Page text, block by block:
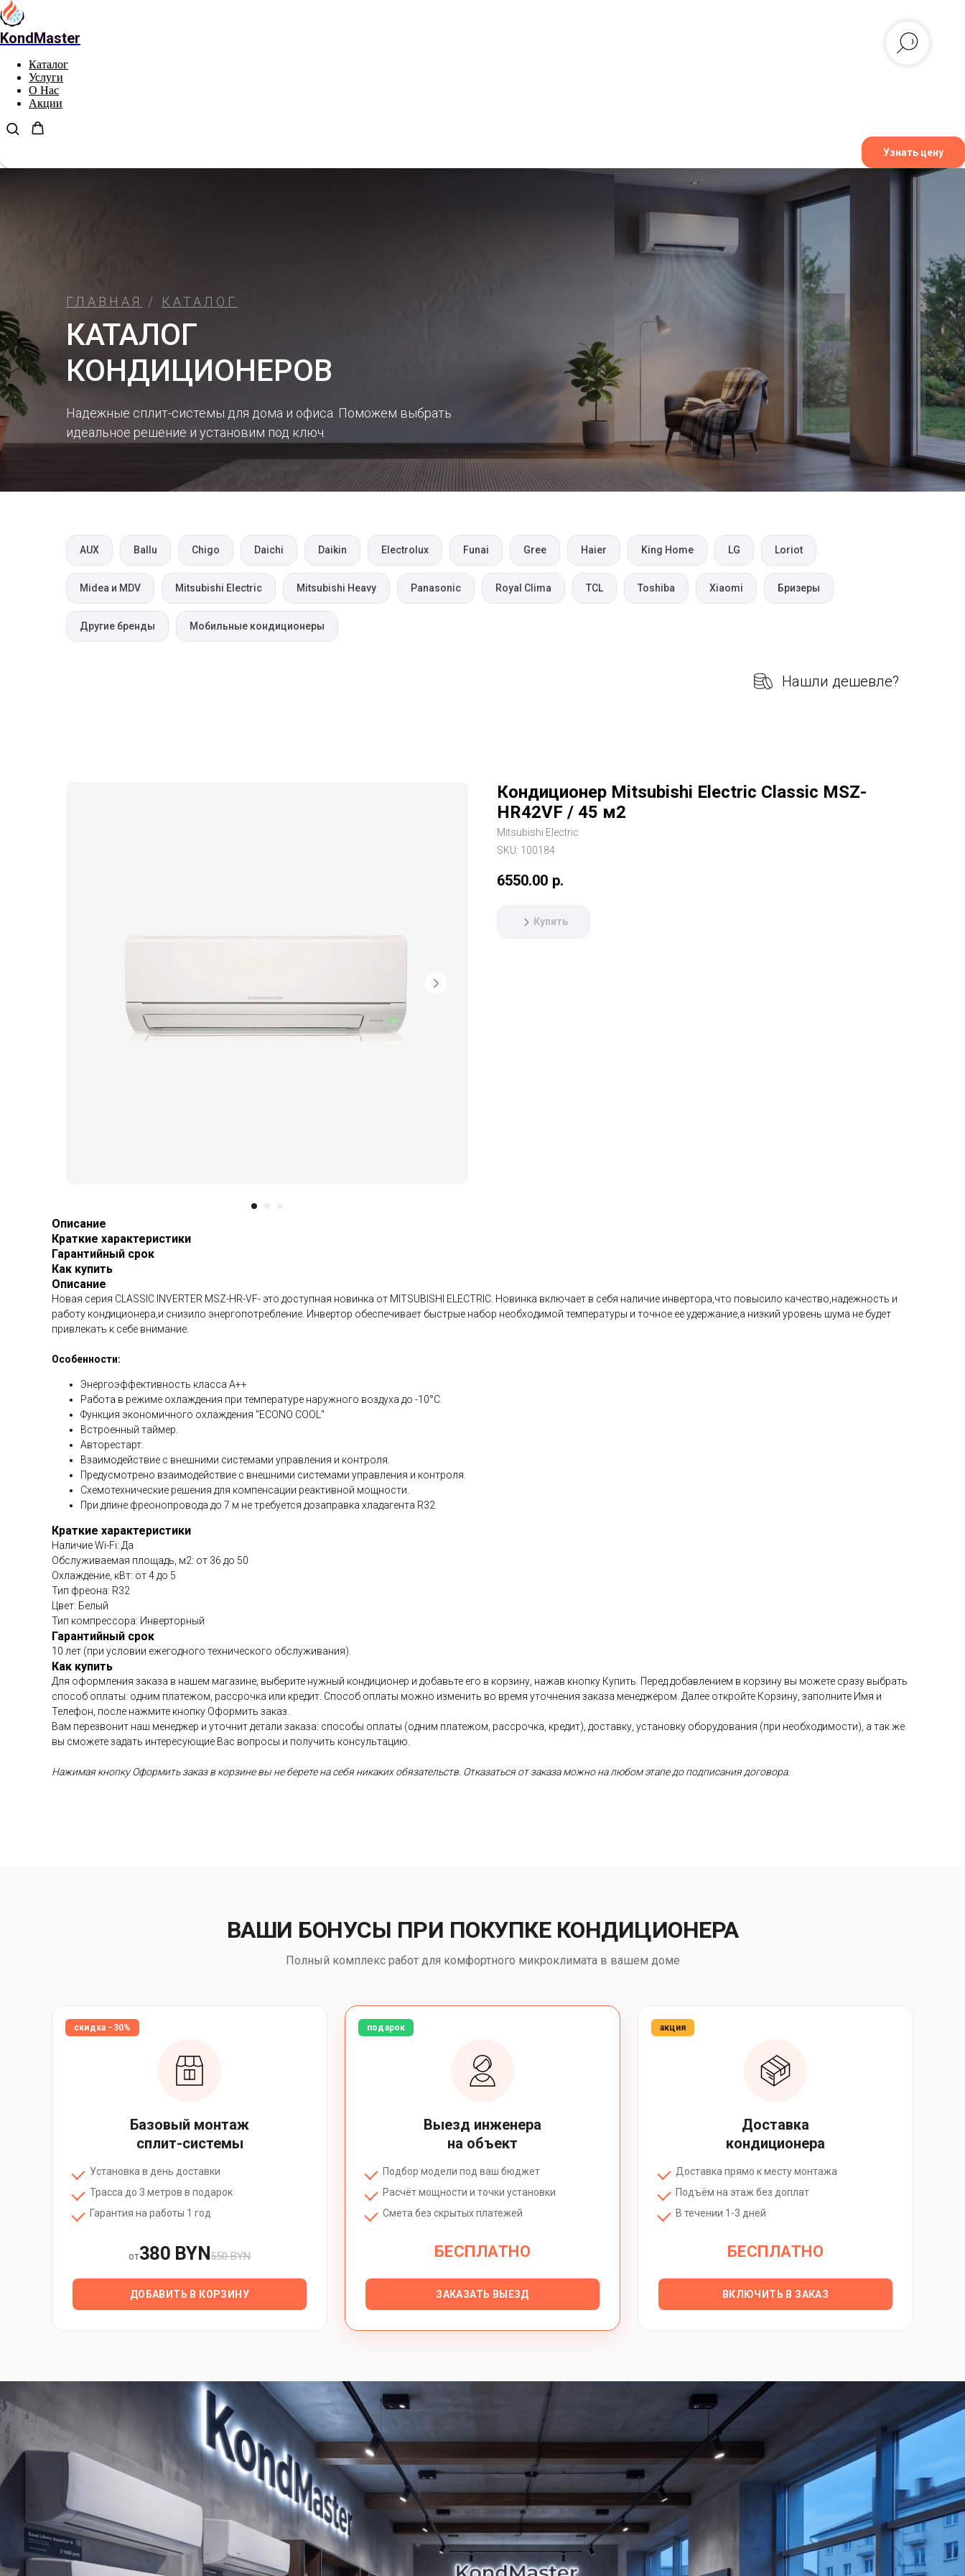
KondMaster
Каталог
Услуги
О Нас
Акции
Узнать цену
ГЛАВНАЯ / КАТАЛОГ
КАТАЛОГ
КОНДИЦИОНЕРОВ
Надежные сплит-системы для дома и офиса. Поможем выбрать
идеальное решение и установим под ключ.
AUX Ballu Chigo Daichi Daikin Electrolux Funai Gree Haier King Home LG Loriot
Midea и MDV Mitsubishi Electric Mitsubishi Heavy Panasonic Royal Clima TCL Toshiba Xiaomi Бризеры
Другие бренды Мобильные кондиционеры
Нашли дешевле?
Кондиционер Mitsubishi Electric Classic MSZ-
HR42VF / 45 м2
Mitsubishi Electric
SKU: 100184
6550.00 р.
Купить
Описание
Краткие характеристики
Гарантийный срок
Как купить
Описание
Новая серия CLASSIC INVERTER MSZ-HR-VF- это доступная новинка от MITSUBISHI ELECTRIC. Новинка включает в себя наличие инвертора,что повысило качество,надежность и
работу кондиционера,и снизило энергопотребление. Инвертор обеспечивает быстрые набор необходимой температуры и точное ее удержание,а низкий уровень шума не будет
привлекать к себе внимание.
Особенности:
Энергоэффективность класса A++
Работа в режиме охлаждения при температуре наружного воздуха до -10°С.
Функция экономичного охлаждения "ECONO COOL"
Встроенный таймер.
Авторестарт.
Взаимодействие с внешними системами управления и контроля.
Предусмотрено взаимодействие с внешними системами управления и контроля.
Схемотехнические решения для компенсации реактивной мощности.
При длине фреонопровода до 7 м не требуется дозаправка хладагента R32.
Краткие характеристики
Наличие Wi-Fi: Да
Обслуживаемая площадь, м2: от 36 до 50
Охлаждение, кВт: от 4 до 5
Тип фреона: R32
Цвет: Белый
Тип компрессора: Инверторный
Гарантийный срок
10 лет (при условии ежегодного технического обслуживания).
Как купить
Для оформления заказа в нашем магазине, выберите нужный кондиционер и добавьте его в корзину, нажав кнопку Купить. Перед добавлением в корзину вы можете сразу выбрать
способ оплаты: одним платежом, рассрочка или кредит. Способ оплаты можно изменить во время уточнения заказа менеджером. Далее откройте Корзину, заполните Имя и
Телефон, после нажмите кнопку Оформить заказ.
Вам перезвонит наш менеджер и уточнит детали заказа: способы оплаты (одним платежом, рассрочка, кредит), доставку, установку оборудования (при необходимости), а так же
вы сможете задать интересующие Вас вопросы и получить консультацию.
Нажимая кнопку Оформить заказ в корзине вы не берете на себя никаких обязательств. Отказаться от заказа можно на любом этапе до подписания договора.
ВАШИ БОНУСЫ ПРИ ПОКУПКЕ КОНДИЦИОНЕРА
Полный комплекс работ для комфортного микроклимата в вашем доме
скидка −30%
Базовый монтаж
сплит-системы
Установка в день доставки
Трасса до 3 метров в подарок
Гарантия на работы 1 год
от380 BYN550 BYN
ДОБАВИТЬ В КОРЗИНУ
подарок
Выезд инженера
на объект
Подбор модели под ваш бюджет
Расчёт мощности и точки установки
Смета без скрытых платежей
БЕСПЛАТНО
ЗАКАЗАТЬ ВЫЕЗД
акция
Доставка
кондиционера
Доставка прямо к месту монтажа
Подъём на этаж без доплат
В течении 1-3 дней
БЕСПЛАТНО
ВКЛЮЧИТЬ В ЗАКАЗ